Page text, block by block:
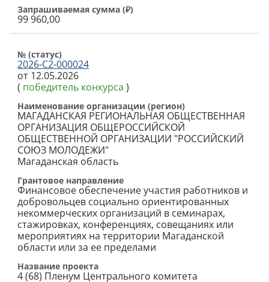
Запрашиваемая сумма (₽)
99 960,00
№ (cтатус)
2026-С2-000024
от 12.05.2026
( победитель конкурса )
Наименование организации (регион)
МАГАДАНСКАЯ РЕГИОНАЛЬНАЯ ОБЩЕСТВЕННАЯ
ОРГАНИЗАЦИЯ ОБЩЕРОССИЙСКОЙ
ОБЩЕСТВЕННОЙ ОРГАНИЗАЦИИ "РОССИЙСКИЙ
СОЮЗ МОЛОДЕЖИ"
Магаданская область
Грантовое направление
Финансовое обеспечение участия работников и
добровольцев социально ориентированных
некоммерческих организаций в семинарах,
стажировках, конференциях, совещаниях или
мероприятиях на территории Магаданской
области или за ее пределами
Название проекта
4 (68) Пленум Центрального комитета